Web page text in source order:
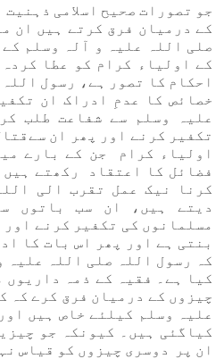
جو تصورات صحیح اسلامی
کے درمیان فرق کرتے ہیں ان
صلی اللہ علیہ و آلہ وسلم
کے اولیاء کرام کو عطا
احکام کا تصور ہے، رسول
خصائص کا عدمِ ادراک ان
علیہ وسلم سے شفاعت طلب
تکفیر کرنے اور پھر ان
اولیاء کرام جن کے بارے
فضائل کا اعتقاد رکھتے
کرنا نیک عمل تقرب الی
دیتے ہیں، ان سب باتوں
مسلمانوں کی تکفیر کرنے
بنتی ہے اور پھر اس بات کا
کہ رسول اللہ صلی اللہ
کیا ہے۔ فقیہ کے ذمہ
چیزوں کے درمیان فرق کرے کہ
علیہ وسلم کیلئے خاص ہیں
کیاگئی ہیں۔ کیونکہ جو
ان پر دوسری چیزوں کو قیاس